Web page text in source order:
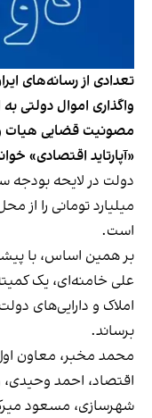
تعدادی از رسانه‌های
مصونیت قضایی هیات
«آپارتاید اقتصادی»
میلیارد تومانی را از
است.
بر همین اساس، با
علی خامنه‌ای، یک
املاک و دارایی‌های
برساند.
محمد مخبر، معاون
اقتصاد، احمد وحیدی،
شهرسازی، مسعود